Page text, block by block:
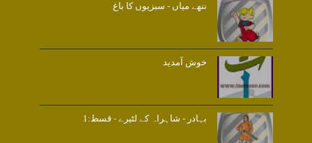
ننھے میاں - سبزیوں کا باغ
خوش آمدید
بہادر - شاہراہ کے لٹیرے - قسط:1